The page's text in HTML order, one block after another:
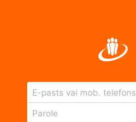
E-pasts vai mob. telefons
Parole